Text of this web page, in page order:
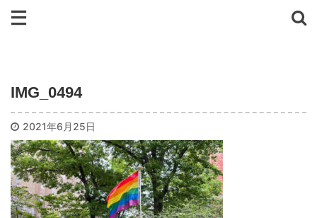
IMG_0494
2021年6月25日